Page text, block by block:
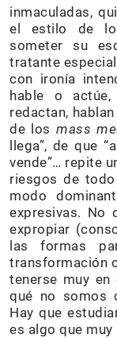
inmaculadas,
el estilo de
someter su
tratante
con ironía
hable o
redactan,
de los mass
llega”, de que
vende”… repite
riesgos de
modo
expresivas. No
expropiar
las formas
transformación
tenerse muy
qué no somos
Hay que
es algo que muy